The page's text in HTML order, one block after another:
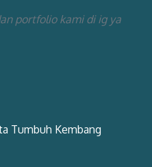
portfolio kami di ig ya
Tumbuh Kembang